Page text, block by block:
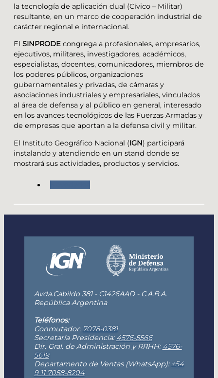
la tecnología de aplicación dual (Cívico – Militar)
resultante, en un marco de cooperación industrial de
carácter regional e internacional.
El SINPRODE congrega a profesionales, empresarios,
ejecutivos, militares, investigadores, académicos,
especialistas, docentes, comunicadores, miembros de
los poderes públicos, organizaciones
gubernamentales y privadas, de cámaras y
asociaciones industriales y empresariales, vinculados
al área de defensa y al público en general, interesado
en los avances tecnológicos de las Fuerzas Armadas y
de empresas que aportan a la defensa civil y militar.
El Instituto Geográfico Nacional (IGN) participará
instalando y atendiendo en un stand donde se
mostrará sus actividades, productos y servicios.
Avda.Cabildo 381 - C1426AAD - C.A.B.A.
República Argentina
Teléfonos:
Conmutador: 7078-0381
Secretaría Presidencia: 4576-5566
Dir. Gral. de Administración y RRHH: 4576-
5619
Departamento de Ventas (WhatsApp): +54
9 11 7058-8204